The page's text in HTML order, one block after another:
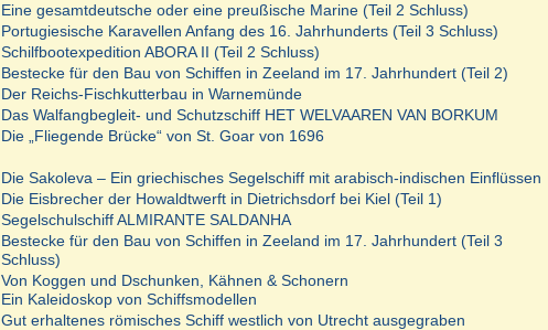
Eine gesamtdeutsche oder eine preußische Marine (Teil 2 Schluss)
Portugiesische Karavellen Anfang des 16. Jahrhunderts (Teil 3 Schluss)
Schilfbootexpedition ABORA II (Teil 2 Schluss)
Bestecke für den Bau von Schiffen in Zeeland im 17. Jahrhundert (Teil 2)
Der Reichs-Fischkutterbau in Warnemünde
Das Walfangbegleit- und Schutzschiff HET WELVAAREN VAN BORKUM
Die „Fliegende Brücke“ von St. Goar von 1696
Die Sakoleva – Ein griechisches Segelschiff mit arabisch-indischen Einflüssen
Die Eisbrecher der Howaldtwerft in Dietrichsdorf bei Kiel (Teil 1)
Segelschulschiff ALMIRANTE SALDANHA
Bestecke für den Bau von Schiffen in Zeeland im 17. Jahrhundert (Teil 3
Schluss)
Von Koggen und Dschunken, Kähnen & Schonern
Ein Kaleidoskop von Schiffsmodellen
Gut erhaltenes römisches Schiff westlich von Utrecht ausgegraben